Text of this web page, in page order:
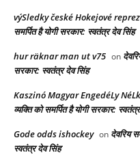
výSledky české Hokejové
समर्पित है योगी सरकार: स्वतंत्र देव सिंह
hur räknar man ut v75 on
सरकार: स्वतंत्र देव सिंह
Kaszinó Magyar EngedéLy
व्यक्ति को समर्पित है योगी सरकार:
Gode odds ishockey on देवरिय
स्वतंत्र देव सिंह